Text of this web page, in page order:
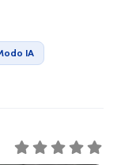
IA